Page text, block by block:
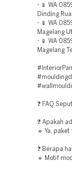
- 📱 WA
Dinding
- 📱 WA
Magelang
- 📱 WA
Magelang
❓ FAQ
❓ Apakah
🔹 Ya,
❓ Berapa
🔹 Motif